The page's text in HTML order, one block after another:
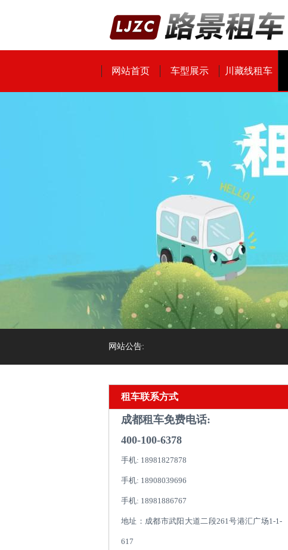
网站首页 车型展示 川藏线租车
网站公告:
租车联系方式
成都租车免费电话:
400-100-6378
手机: 18981827878
手机: 18908039696
手机: 18981886767
地址：成都市武阳大道二段261号港汇广场1-1-
617